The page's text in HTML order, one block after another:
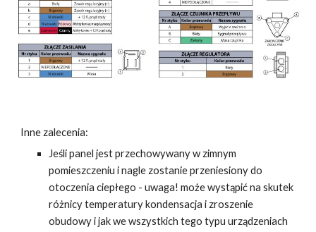
Inne zalecenia:
Jeśli panel jest przechowywany w zimnym
pomieszczeniu i nagle zostanie przeniesiony do
otoczenia ciepłego - uwaga! może wystąpić na skutek
różnicy temperatury kondensacja i zroszenie
obudowy i jak we wszystkich tego typu urządzeniach